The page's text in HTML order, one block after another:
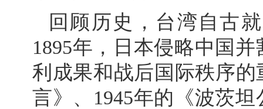
回顾历史，台湾自古
1895年，日本侵略中国
利成果和战后国际秩序
言》、1945年的《波茨